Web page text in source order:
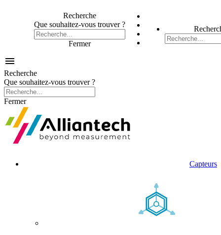
Recherche
Que souhaitez-vous trouver ?
Fermer

Recherche
Que souhaitez-vous trouver ?
Fermer
Capteurs